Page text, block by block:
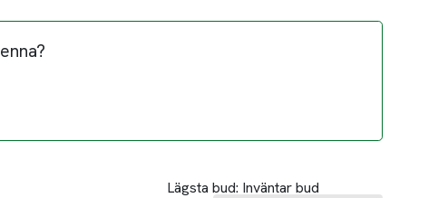
Lägsta bud: Inväntar bud